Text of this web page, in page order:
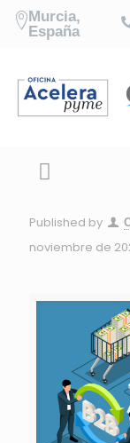
Murcia,
España
Published by
noviembre de